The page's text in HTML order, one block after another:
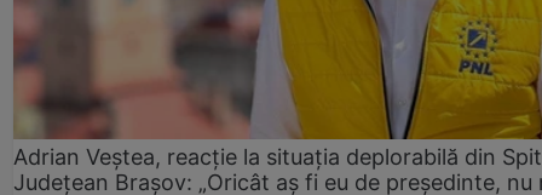
Adrian Veștea, reacție la situația deplorabilă din
Județean Brașov: „Oricât aș fi eu de președinte, nu